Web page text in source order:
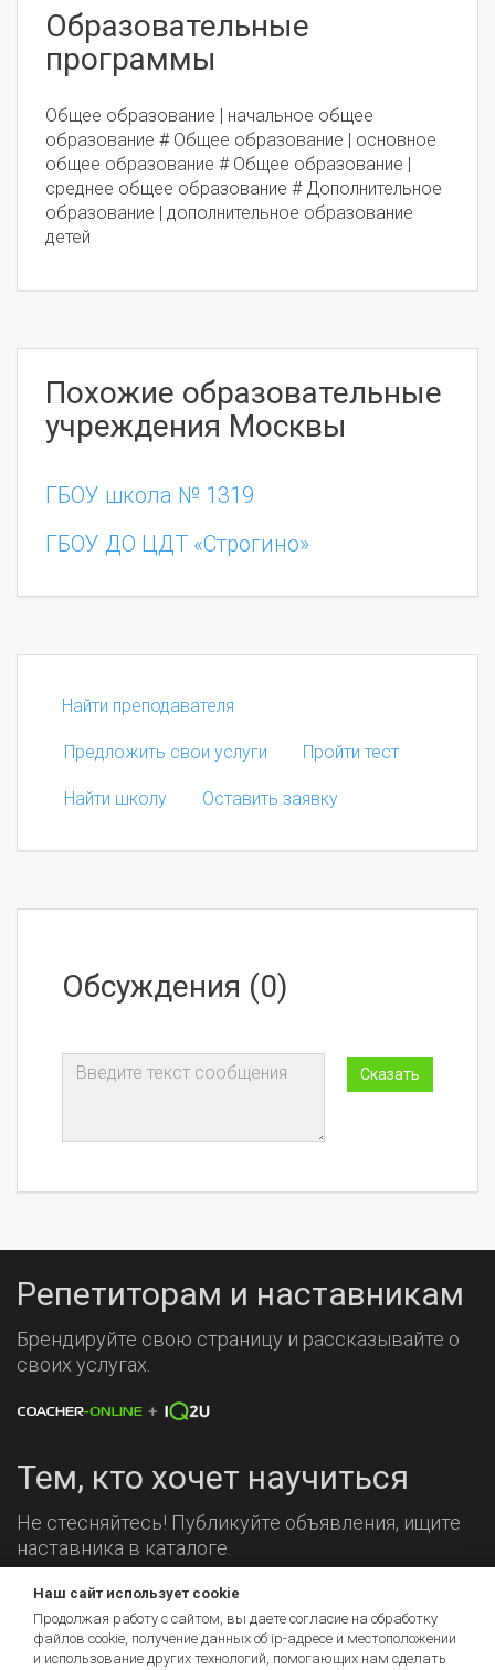
Образовательные
программы
Общее образование | начальное общее
образование # Общее образование | основное
общее образование # Общее образование |
среднее общее образование # Дополнительное
образование | дополнительное образование
детей
Похожие образовательные
учреждения Москвы
ГБОУ школа № 1319
ГБОУ ДО ЦДТ «Строгино»
Найти преподавателя
Предложить свои услуги Пройти тест
Найти школу Оставить заявку
Обсуждения (0)
Репетиторам и наставникам
Брендируйте свою страницу и рассказывайте о
своих услугах.
Тем, кто хочет научиться
Не стесняйтесь! Публикуйте объявления, ищите
наставника в каталоге.
Мы на связи!
Наш сайт использует cookie
Продолжая работу с сайтом, вы даете согласие на обработку
файлов cookie, получение данных об ip-адресе и местоположении
и использование других технологий, помогающих нам сделать